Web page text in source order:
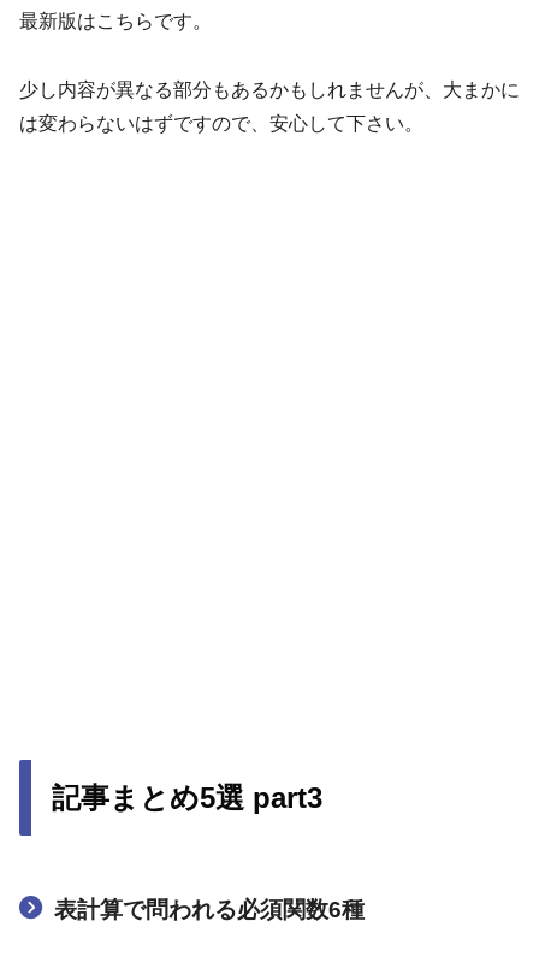
最新版はこちらです。
少し内容が異なる部分もあるかもしれませんが、大まかに
は変わらないはずですので、安心して下さい。
記事まとめ5選 part3
表計算で問われる必須関数6種